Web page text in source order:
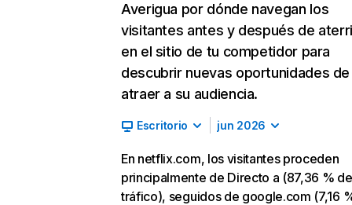
Averigua por dónde navegan los
visitantes antes y después de
en el sitio de tu competidor para
descubrir nuevas oportunidades de
atraer a su audiencia.
Escritorio jun 2026
En netflix.com, los visitantes proceden
principalmente de Directo a (87,36 % de
tráfico), seguidos de google.com (7,16